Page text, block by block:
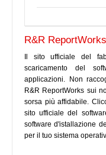
R&R
Il sito ufficiale del
scaricamento del
applicazioni. Non
R&R ReportWorks sui
sorsa più affidabile.
sito ufficiale del
software d'istallazione
per il tuo sistema